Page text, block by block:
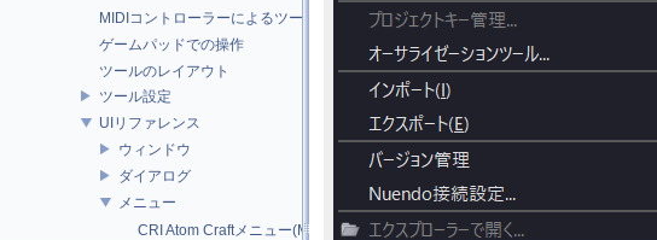
MIDIコントローラーによるツール操作
ゲームパッドでの操作
ツールのレイアウト
ツール設定
UIリファレンス
ウィンドウ
ダイアログ
メニュー
CRI Atom Craftメニュー(Mac版のみ)